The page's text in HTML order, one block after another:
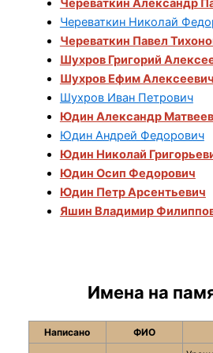
Череваткин Александр
Череваткин Николай
Череваткин Павел
Шухров Григорий
Шухров Ефим Алексеевич
Шухров Иван Петрович
Юдин Александр
Юдин Андрей Федорович
Юдин Николай
Юдин Осип Федорович
Юдин Петр Арсентьевич
Яшин Владимир
Имена на
Написано ФИО